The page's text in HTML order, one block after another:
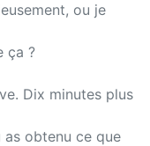
ou je
ça ?
Dix minutes plus
obtenu ce que